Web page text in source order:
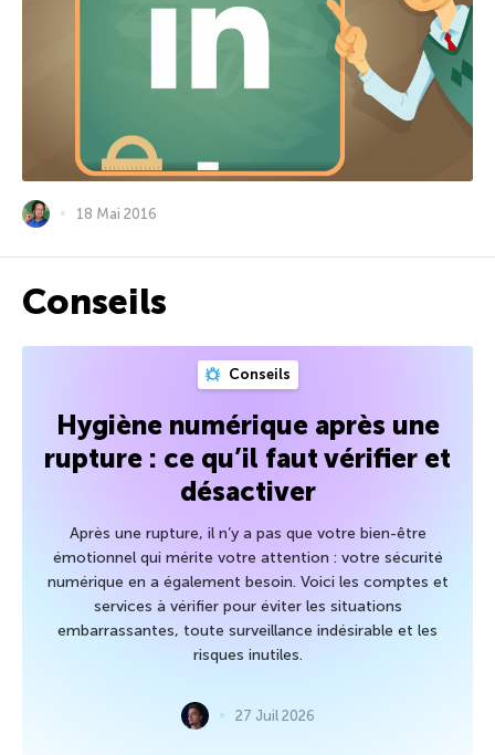
18 Mai 2016
Conseils
Conseils
Hygiène numérique après une
rupture : ce qu’il faut vérifier et
désactiver
Après une rupture, il n’y a pas que votre bien-être
émotionnel qui mérite votre attention : votre sécurité
numérique en a également besoin. Voici les comptes et
services à vérifier pour éviter les situations
embarrassantes, toute surveillance indésirable et les
risques inutiles.
27 Juil 2026